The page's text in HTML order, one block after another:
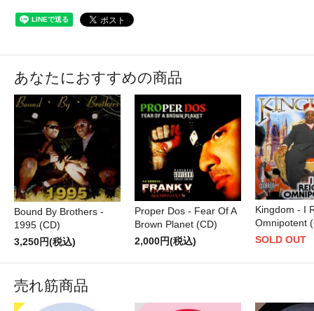
あなたにおすすめの商品
Bound By Brothers -
1995 (CD)
3,250円(税込)
Proper Dos - Fear Of A
Brown Planet (CD)
2,000円(税込)
Kingdom - I
Omnipotent
SOLD OUT
売れ筋商品